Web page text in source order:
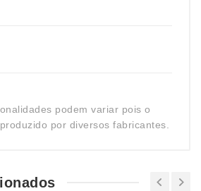
podem variar pois o
por diversos fabricantes.